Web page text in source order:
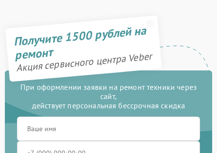
Получите 1500 рублей на
ремонт
Акция сервисного центра Veber
При оформлении заявки на ремонт техники через
сайт,
действует персональная бессрочная скидка